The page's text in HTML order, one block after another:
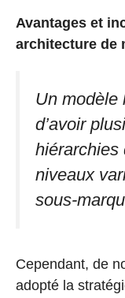
Avantages et
architecture de
Un modèle
d’avoir
hiérarchies
niveaux
sous-
Cependant, de
adopté la